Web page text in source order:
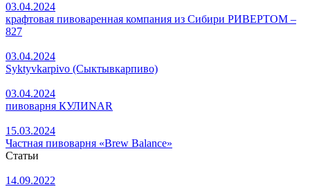
03.04.2024
крафтовая пивоваренная компания из Сибири РИВЕРТОМ –
827
03.04.2024
Syktyvkarpivo (Сыктывкарпиво)
03.04.2024
пивоварня КУЛИNAR
15.03.2024
Частная пивоварня «Brew Balance»
Статьи
14.09.2022